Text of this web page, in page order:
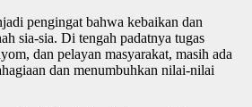
pengingat bahwa kebaikan dan
sia-sia. Di tengah padatnya tugas
dan pelayan masyarakat, masih ada
dan menumbuhkan nilai-nilai